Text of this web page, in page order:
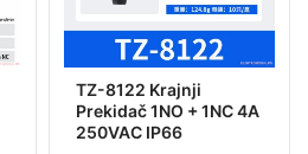
TZ-8122 Krajnji
Prekidač 1NO + 1NC 4A
250VAC IP66